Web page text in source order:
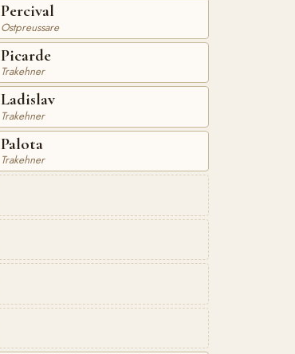
Percival
Ostpreussare
Picarde
Trakehner
Ladislav
Trakehner
Palota
Trakehner